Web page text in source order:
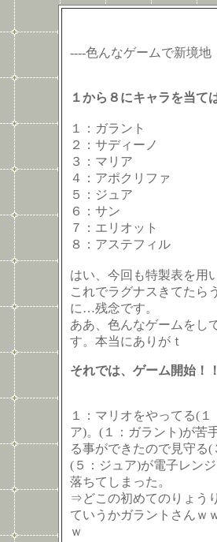
----色んなゲームで新境地
１から８にキャラを当て
１：ガラント
２：サディーノ
３：マリア
４：アポクリファ
５：ジュア
６：サン
７：エリオット
８：アステフィル
はい、今回も特製表を用
これでラグナスきてたら
に…残念です。
ああ、色んなゲームをし
す。本当にありがｔ
それでは、ゲーム開始！
１：マリオをやってる(
ア)。(１：ガラント)が苦
る事ができたので見守る
(５：ジュア)が電子レン
落ちてしまった。
⇒どこの初めてのりょう
ていうかガラントさんｗ
ｗ